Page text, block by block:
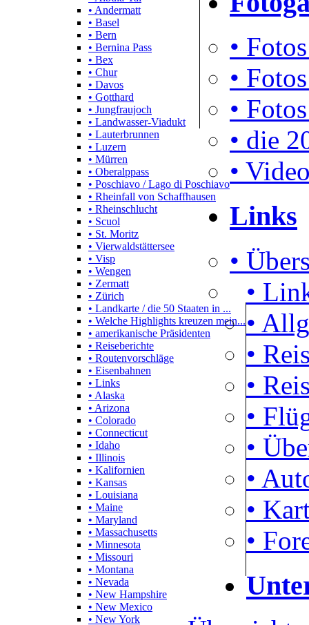
• Andermatt
• Basel
• Bern
• Bernina Pass
• Bex
• Chur
• Davos
• Gotthard
• Jungfraujoch
• Landwasser-Viadukt
• Lauterbrunnen
• Luzern
• Mürren
• Oberalppass
• Poschiavo / Lago di Poschiavo
• Rheinfall von Schaffhausen
• Rheinschlucht
• Scuol
• St. Moritz
• Vierwaldstättersee
• Visp
• Wengen
• Zermatt
• Zürich
• Landkarte / die 50 Staaten in ...
• Welche Highlights kreuzen mein...
• amerikanische Präsidenten
• Reiseberichte
• Routenvorschläge
• Eisenbahnen
• Links
• Alaska
• Arizona
• Colorado
• Connecticut
• Idaho
• Illinois
• Kalifornien
• Kansas
• Louisiana
• Maine
• Maryland
• Massachusetts
• Minnesota
• Missouri
• Montana
• Nevada
• New Hampshire
• New Mexico
• New York
•
•
•
• die
•
Links
•
•
•
•
•
•
•
•
•
•